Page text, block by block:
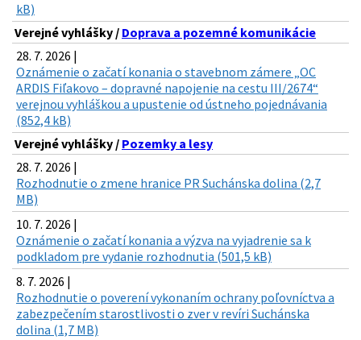
kB)
Verejné vyhlášky / Doprava a pozemné komunikácie
28. 7. 2026 |
Oznámenie o začatí konania o stavebnom zámere „OC
ARDIS Fiľakovo – dopravné napojenie na cestu III/2674“
verejnou vyhláškou a upustenie od ústneho pojednávania
(852,4 kB)
Verejné vyhlášky / Pozemky a lesy
28. 7. 2026 |
Rozhodnutie o zmene hranice PR Suchánska dolina (2,7
MB)
10. 7. 2026 |
Oznámenie o začatí konania a výzva na vyjadrenie sa k
podkladom pre vydanie rozhodnutia (501,5 kB)
8. 7. 2026 |
Rozhodnutie o poverení vykonaním ochrany poľovníctva a
zabezpečením starostlivosti o zver v revíri Suchánska
dolina (1,7 MB)